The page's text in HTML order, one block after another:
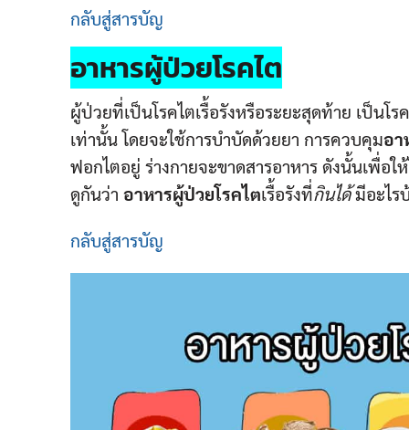
กลับสู่สารบัญ
อาหารผู้ป่วยโรคไต
ผู้ป่วยที่เป็นโรคไตเรื้อรังหรือระยะสุดท้าย เป็นโ
เท่านั้น โดยจะใช้การบำบัดด้วยยา การควบคุมอา
ฟอกไตอยู่ ร่างกายจะขาดสารอาหาร ดังนั้นเพื่อ
ดูกันว่า อาหารผู้ป่วยโรคไตเรื้อรังที่กินได้มีอะไร
กลับสู่สารบัญ